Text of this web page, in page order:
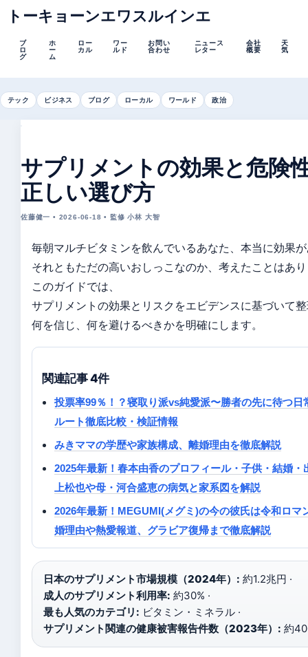
トーキョーンエワスルインエ
ブ
ロ
グ
ホ
ー
ム
ロー
カル
ワー
ルド
お問い
合わせ
ニュース
レター
会社
概要
天
気
テック ビジネス ブログ ローカル ワールド 政治
サプリメントの効果と危険
正しい選び方
佐藤健一 • 2026-06-18 • 監修 小林 大智
毎朝マルチビタミンを飲んでいるあなた、本当に効果
それともただの高いおしっこなのか、考えたことはあ
このガイドでは、
サプリメントの効果とリスクをエビデンスに基づいて
何を信じ、何を避けるべきかを明確にします。
関連記事 4件
投票率99％！？寝取り派vs純愛派〜勝者の先に待つ日
ルート徹底比較・検証情報
みきママの学歴や家族構成、離婚理由を徹底解説
2025年最新！春本由香のプロフィール・子供・結婚・
上松也や母・河合盛恵の病気と家系図を解説
2026年最新！MEGUMI(メグミ)の今の彼氏は令和ロマ
婚理由や熱愛報道、グラビア復帰まで徹底解説
日本のサプリメント市場規模（2024年）: 約1.2兆円 ·
成人のサプリメント利用率: 約30% ·
最も人気のカテゴリ: ビタミン・ミネラル ·
サプリメント関連の健康被害報告件数（2023年）: 約